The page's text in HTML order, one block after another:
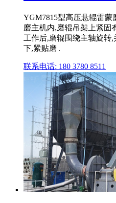
YGM7815型高压悬辊雷
磨主机内,磨辊吊架上紧固
工作后,磨辊围绕主轴旋转
下,紧贴磨 .
联系电话: 180 3780 8511